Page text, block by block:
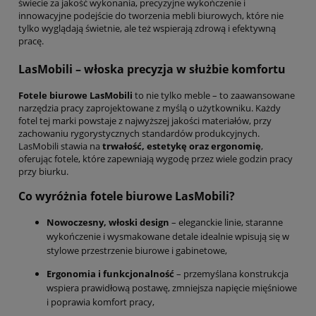
świecie za jakość wykonania, precyzyjne wykończenie i
innowacyjne podejście do tworzenia mebli biurowych, które nie
tylko wyglądają świetnie, ale też wspierają zdrową i efektywną
pracę.
LasMobili – włoska precyzja w służbie komfortu
Fotele biurowe LasMobili to nie tylko meble – to zaawansowane
narzędzia pracy zaprojektowane z myślą o użytkowniku. Każdy
fotel tej marki powstaje z najwyższej jakości materiałów, przy
zachowaniu rygorystycznych standardów produkcyjnych.
LasMobili stawia na trwałość, estetykę oraz ergonomię,
oferując fotele, które zapewniają wygodę przez wiele godzin pracy
przy biurku.
Co wyróżnia fotele biurowe LasMobili?
Nowoczesny, włoski design – eleganckie linie, staranne
wykończenie i wysmakowane detale idealnie wpisują się w
stylowe przestrzenie biurowe i gabinetowe,
Ergonomia i funkcjonalność – przemyślana konstrukcja
wspiera prawidłową postawę, zmniejsza napięcie mięśniowe
i poprawia komfort pracy,